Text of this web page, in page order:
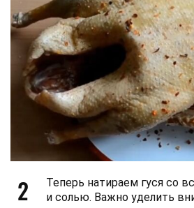
2
Теперь натираем гуся со
и солью. Важно уделить